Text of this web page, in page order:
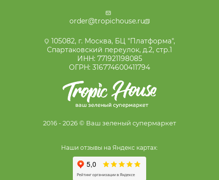
order@tropichouse.ru
105082, г. Москва, БЦ "Платформа",
Спартаковский переулок, д.2, стр.1
ИНН: 771921198085
ОГРН: 316774600411794
2016 - 2026 © Ваш зеленый супермаркет
Наши отзывы на Яндекс картах: